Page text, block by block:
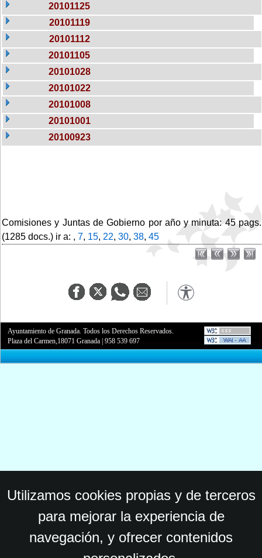
20101125
20101119
20101112
20101105
20101028
20101022
20101008
20101001
20100923
Comisiones y Juntas de Gobierno por año y minuta: 45 pags.
(1285 docs.) ir a: , 7, 15, 22, 30, 38, 45
Ayuntamiento de Granada. Todos los Derechos Reservados.
Plaza del Carmen,18071 Granada |958 539 697
Utilizamos cookies propias y de terceros
para mejorar la experiencia de
navegación, y ofrecer contenidos